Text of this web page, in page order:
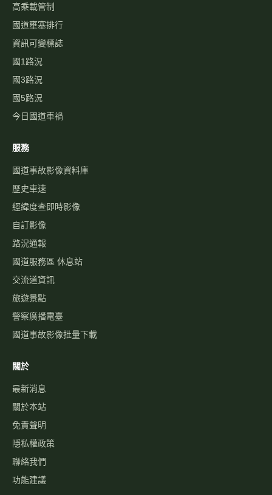
高乘載管制
國道壅塞排行
資訊可變標誌
國1路況
國3路況
國5路況
今日國道車禍
服務
國道事故影像資料庫
歷史車速
經緯度查即時影像
自訂影像
路況通報
國道服務區 休息站
交流道資訊
旅遊景點
警察廣播電臺
國道事故影像批量下載
關於
最新消息
關於本站
免責聲明
隱私權政策
聯絡我們
功能建議